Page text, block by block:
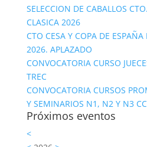
SELECCION DE CABALLOS
CLASICA 2026
CTO CESA Y COPA DE ESPAÑA
2026. APLAZADO
CONVOCATORIA CURSO
TREC
CONVOCATORIA CURSOS
Y SEMINARIOS N1, N2 Y N3
Próximos eventos
<